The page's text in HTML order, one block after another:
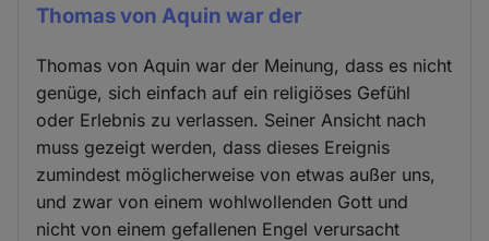
Thomas von Aquin war der
Thomas von Aquin war der Meinung, dass es nicht
genüge, sich einfach auf ein religiöses Gefühl
oder Erlebnis zu verlassen. Seiner Ansicht nach
muss gezeigt werden, dass dieses Ereignis
zumindest möglicherweise von etwas außer uns,
und zwar von einem wohlwollenden Gott und
nicht von einem gefallenen Engel verursacht